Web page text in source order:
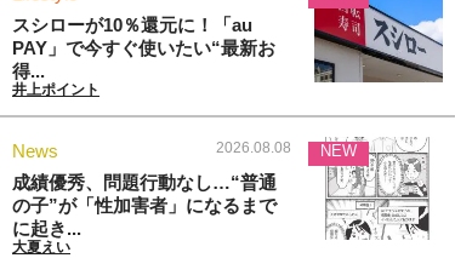
スシローが10％還元に！「au
PAY」で今すぐ使いたい“最新お
得...
井上ポイント
News 2026.08.08
成績優秀、問題行動なし…“普通
の子”が「性加害者」になるまで
に起き...
大夏えい
NEW